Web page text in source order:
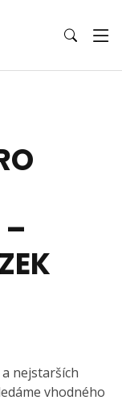
–
nejstarších
vhodného